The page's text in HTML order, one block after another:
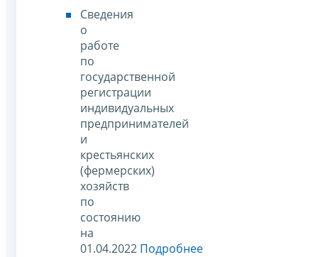
Сведения
о
работе
по
государственной
регистрации
индивидуальных
предпринимателей
и
крестьянских
(фермерских)
хозяйств
по
состоянию
на
01.04.2022 Подробнее